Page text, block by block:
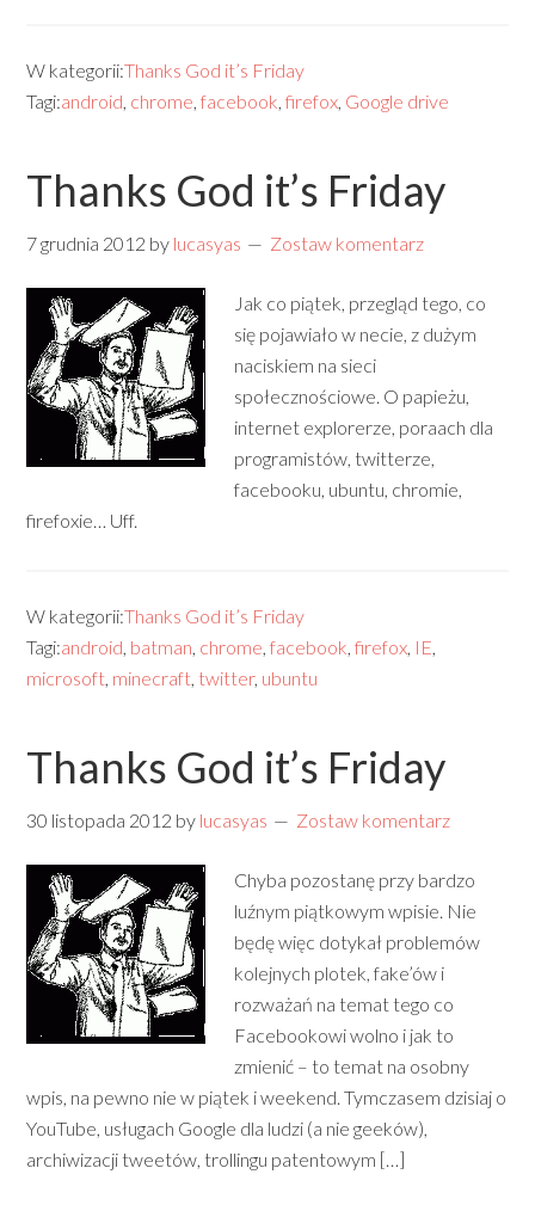
W kategorii:Thanks God it’s Friday
Tagi:android, chrome,facebook,firefox, Google drive
Thanks God it’s Friday
7 grudnia 2012 by lucasyas Zostaw komentarz
Jak co piątek, przegląd tego, co
się pojawiało w necie, z dużym
naciskiem na sieci
społecznościowe. O papieżu,
internet explorerze, poraach dla
programistów, twitterze,
facebooku, ubuntu, chromie,
firefoxie… Uff.
W kategorii:Thanks God it’s Friday
Tagi:android, batman, chrome,facebook,firefox, IE,
microsoft, minecraft, twitter, ubuntu
Thanks God it’s Friday
30 listopada 2012 by lucasyas Zostaw komentarz
Chyba pozostanę przy bardzo
luźnym piątkowym wpisie. Nie
będę więc dotykał problemów
kolejnych plotek, fake’ów i
rozważań na temat tego co
Facebookowi wolno i jak to
zmienić – to temat na osobny
wpis, na pewno nie w piątek i weekend. Tymczasem dzisiaj o
YouTube, usługach Google dla ludzi (a nie geeków),
archiwizacji tweetów, trollingu patentowym […]